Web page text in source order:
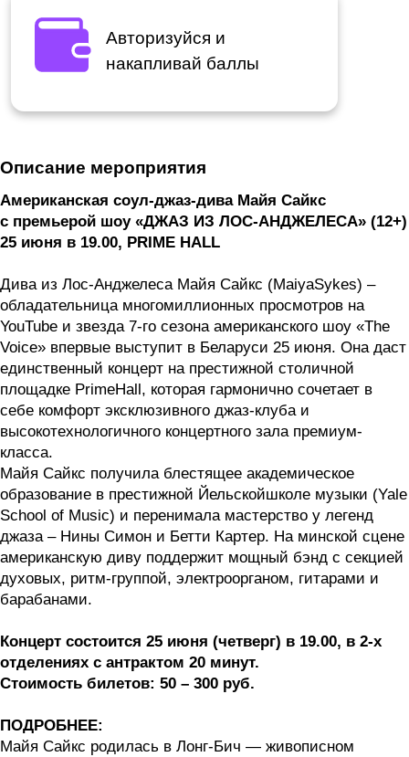
Авторизуйся и
накапливай баллы
Описание мероприятия
Американская соул-джаз-дива Майя Сайкс
с премьерой шоу «ДЖАЗ ИЗ ЛОС-АНДЖЕЛЕСА» (12+)
25 июня в 19.00, PRIME HALL
Дива из Лос-Анджелеса Майя Сайкс (MaiyaSykes) –
обладательница многомиллионных просмотров на
YouTube и звезда 7-го сезона американского шоу «The
Voice» впервые выступит в Беларуси 25 июня. Она даст
единственный концерт на престижной столичной
площадке PrimeHall, которая гармонично сочетает в
себе комфорт эксклюзивного джаз-клуба и
высокотехнологичного концертного зала премиум-
класса.
Майя Сайкс получила блестящее академическое
образование в престижной Йельскойшколе музыки (Yale
School of Music) и перенимала мастерство у легенд
джаза – Нины Симон и Бетти Картер. На минской сцене
американскую диву поддержит мощный бэнд с секцией
духовых, ритм-группой, электроорганом, гитарами и
барабанами.
Концерт состоится 25 июня (четверг) в 19.00, в 2-х
отделениях с антрактом 20 минут.
Стоимость билетов: 50 – 300 руб.
ПОДРОБНЕЕ:
Майя Сайкс родилась в Лонг-Бич — живописном